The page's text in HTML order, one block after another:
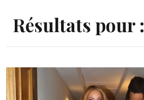
Résultats pour :